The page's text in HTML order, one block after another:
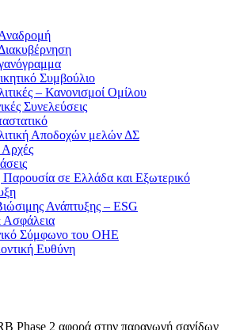
Συμβούλιο
– Κανονισμοί Ομίλου
Συνελεύσεις
Αποδοχών μελών ΔΣ
Παρουσία σε Ελλάδα και Εξωτερικό
Ανάπτυξης – ESG
Ασφάλεια
Σύμφωνο του ΟΗΕ
Ευθύνη
Phase 2 αφορά στην παραγωγή σανίδων